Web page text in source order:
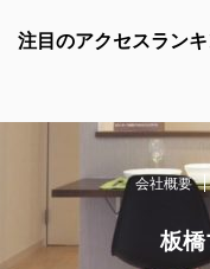
注目のアクセスラン
会社概要
板